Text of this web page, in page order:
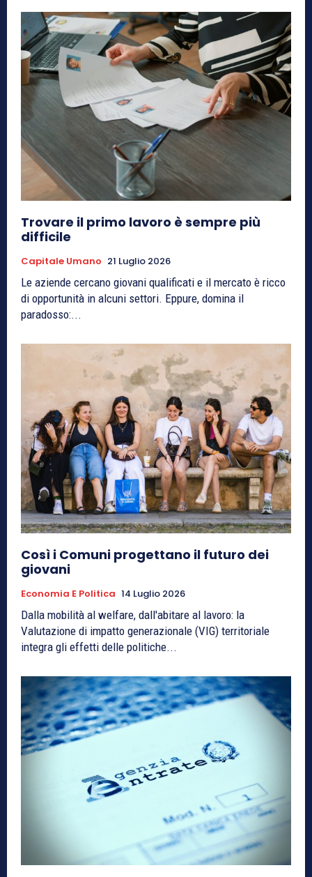
Trovare il primo lavoro è sempre più
difficile
Capitale Umano 21 Luglio 2026
Le aziende cercano giovani qualificati e il mercato è ricco
di opportunità in alcuni settori. Eppure, domina il
paradosso:...
Così i Comuni progettano il futuro dei
giovani
Economia E Politica 14 Luglio 2026
Dalla mobilità al welfare, dall'abitare al lavoro: la
Valutazione di impatto generazionale (VIG) territoriale
integra gli effetti delle politiche...